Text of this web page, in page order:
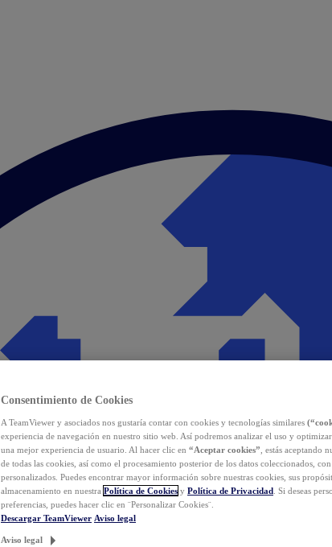
Consentimiento de Cookies
A TeamViewer y asociados nos gustaría contar con cookies y tecnologías similares
experiencia de navegación en nuestro sitio web. Así podremos analizar el uso y
una mejor experiencia de usuario. Al hacer clic en “Aceptar cookies” , estás aceptando
de todas las cookies, así como el procesamiento posterior de los datos coleccionados,
personalizados. Puedes encontrar mayor información sobre nuestras cookies, sus
almacenamiento en nuestra Política de Cookies y Política de Privacidad . Si deseas
preferencias, puedes hacer clic en ¨Personalizar Cookies¨.
Descargar TeamViewer Aviso legal
Aviso legal